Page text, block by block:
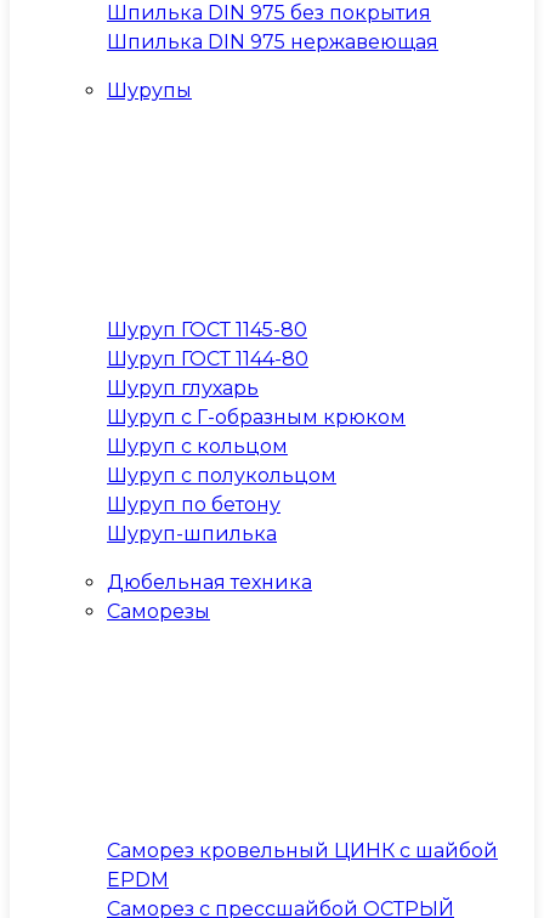
Шпилька DIN 975 без покрытия
Шпилька DIN 975 нержавеющая
Шурупы
Шуруп ГОСТ 1145-80
Шуруп ГОСТ 1144-80
Шуруп глухарь
Шуруп с Г-образным крюком
Шуруп с кольцом
Шуруп с полукольцом
Шуруп по бетону
Шуруп-шпилька
Дюбельная техника
Саморезы
Саморез кровельный ЦИНК с шайбой
EPDM
Саморез с прессшайбой ОСТРЫЙ